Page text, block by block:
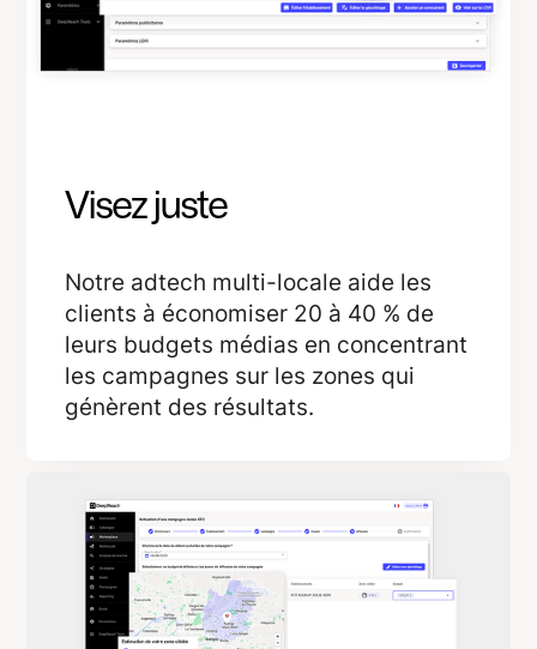
Visez juste
Notre adtech multi-locale aide les
clients à économiser 20 à 40 % de
leurs budgets médias en concentrant
les campagnes sur les zones qui
génèrent des résultats.